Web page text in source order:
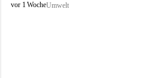
V
vor 1 WocheUmwelt